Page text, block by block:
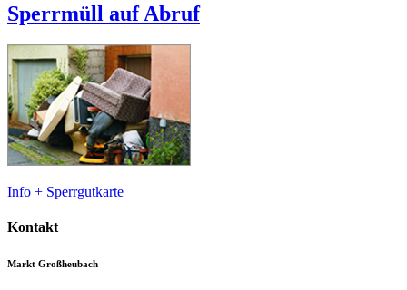
Sperrmüll auf Abruf
Info + Sperrgutkarte
Kontakt
Markt Großheubach